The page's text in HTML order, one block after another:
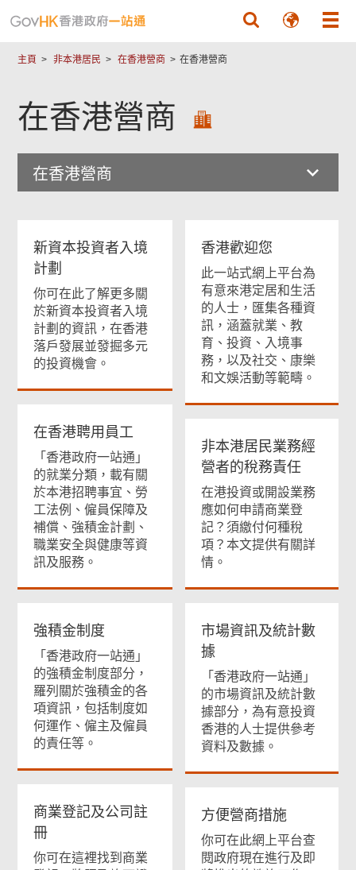
主頁 非本港居民 在香港營商 在香港營商
在香港營商
在香港營商
新資本投資者入境
計劃
你可在此了解更多關
於新資本投資者入境
計劃的資訊，在香港
落戶發展並發掘多元
的投資機會。
香港歡迎您
此一站式網上平台為
有意來港定居和生活
的人士，匯集各種資
訊，涵蓋就業、教
育、投資、入境事
務，以及社交、康樂
和文娛活動等範疇。
在香港聘用員工
「香港政府一站通」
的就業分類，載有關
於本港招聘事宜、勞
工法例、僱員保障及
補償、強積金計劃、
職業安全與健康等資
訊及服務。
非本港居民業務經
營者的稅務責任
在港投資或開設業務
應如何申請商業登
記？須繳付何種稅
項？本文提供有關詳
情。
強積金制度
「香港政府一站通」
的強積金制度部分，
羅列關於強積金的各
項資訊，包括制度如
何運作、僱主及僱員
的責任等。
市場資訊及統計數
據
「香港政府一站通」
的市場資訊及統計數
據部分，為有意投資
香港的人士提供參考
資料及數據。
商業登記及公司註
冊
你可在這裡找到商業
方便營商措施
你可在此網上平台查
閱政府現在進行及即